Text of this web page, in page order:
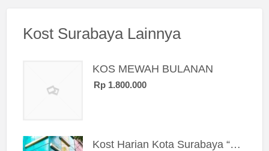
Kost Surabaya Lainnya
KOS MEWAH BULANAN
Rp 1.800.000
Kost Harian Kota Surabaya “Sierra Kost”